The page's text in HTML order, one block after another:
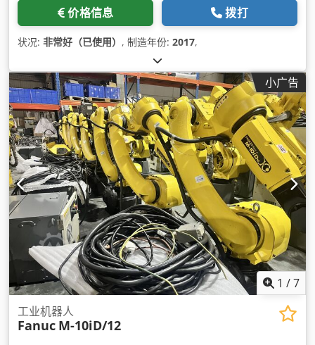
价格信息 拨打
状况: 非常好（已使用） , 制造年份: 2017,
小广告
1 /7
工业机器人
Fanuc M-10iD/12